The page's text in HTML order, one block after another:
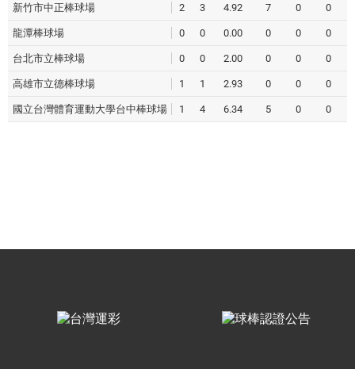
新竹市中正棒球場 2 3 4.92 7 0 0
龍潭棒球場 0 0 0.00 0 0 0
台北市立棒球場 0 0 2.00 0 0 0
高雄市立德棒球場 1 1 2.93 0 0 0
國立台灣體育運動大學台中棒球場 1 4 6.34 5 0 0